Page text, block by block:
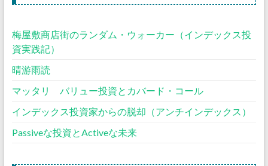
梅屋敷商店街のランダム・ウォーカー（インデックス投
資実践記）
晴游雨読
マッタリ バリュー投資とカバード・コール
インデックス投資家からの脱却（アンチインデックス）
Passiveな投資とActiveな未来